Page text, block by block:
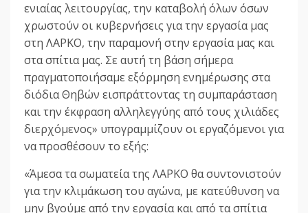
ενιαίας λειτουργίας, την καταβολή όλων όσων
χρωστούν οι κυβερνήσεις για την εργασία μας
στη ΛΑΡΚΟ, την παραμονή στην εργασία μας και
στα σπίτια μας. Σε αυτή τη βάση σήμερα
πραγματοποιήσαμε εξόρμηση ενημέρωσης στα
διόδια Θηβών εισπράττοντας τη συμπαράσταση
και την έκφραση αλληλεγγύης από τους χιλιάδες
διερχόμενος» υπογραμμίζουν οι εργαζόμενοι για
να προσθέσουν το εξής:
«Άμεσα τα σωματεία της ΛΑΡΚΟ θα συντονιστούν
για την κλιμάκωση του αγώνα, με κατεύθυνση να
μην βγούμε από την εργασία και από τα σπίτια